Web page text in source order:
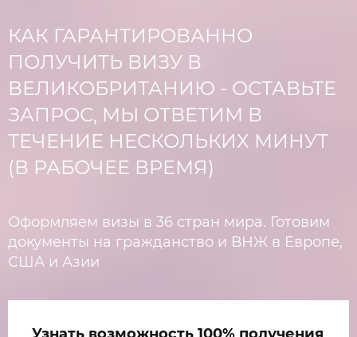
КАК ГАРАНТИРОВАННО
ПОЛУЧИТЬ ВИЗУ В
ВЕЛИКОБРИТАНИЮ - ОСТАВЬТЕ
ЗАПРОС, МЫ ОТВЕТИМ В
ТЕЧЕНИЕ НЕСКОЛЬКИХ МИНУТ
(В РАБОЧЕЕ ВРЕМЯ)
Оформляем визы в 36 стран мира. Готовим
документы на гражданство и ВНЖ в Европе,
США и Азии